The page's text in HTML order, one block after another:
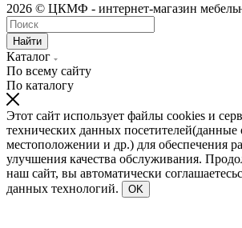
2026 © ЦКМФ - интернет-магазин
Найти
Каталог
По всему сайту
По каталогу
Этот сайт использует файлы cookies и
технических данных посетителей(данные
местоположении и др.) для обеспечения
улучшения качества обслуживания.
наш сайт, вы автоматически
данных технологий.
OK